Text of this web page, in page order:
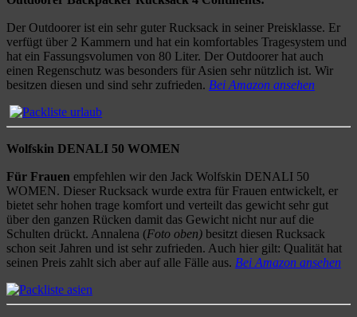
Der Outdoorer ist ein sehr guter Rucksack in seiner Preisklasse. Er
verfügt über 2 Kammern und hat ein komfortables Tragesystem und
hat ein Fassungsvolumen von 80 Liter. Der Outdoorer hat auch
einen Regenschutz was besonders für Asien sehr nützlich ist. Wir
besitzen diesen und sind sehr zufrieden. Bei Amazon ansehen
Wolfskin DENALI 50 WOMEN
Für Frauen empfehlen wir den Jack Wolfskin DENALI 50
WOMEN. Dieser Rucksack wurde extra für Frauen entwickelt, er
bietet sehr hohen trage komfort und verteilt das gewicht sehr gut
über den ganzen Rücken damit das Gewicht nicht nur auf die
Schulten drückt. Annalena (Foto oben) besitzt diesen Rucksack
schon seit Jahren und ist sehr zufrieden. Auch hier gilt: Qualität hat
seinen Preis zahlt sich aber auf alle Fälle aus. Bei Amazon ansehen